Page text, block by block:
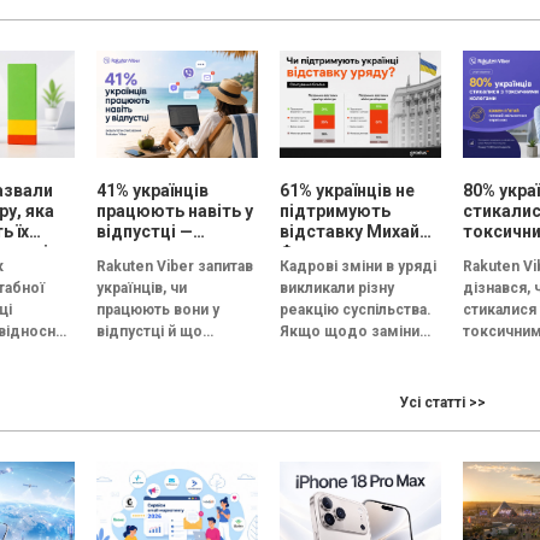
як СEO
яка
їх
під
що
41% українців
працюють навіть у
відпустці —
Rakuten Viber запитав
українців, чи
працюють вони у
відпустці й що
61% українців не
підтримують
відставку Михайла
Федорова –
опитування Gradus
Кадрові зміни в уряді
викликали різну
реакцію суспільства.
Якщо щодо заміни
розділилися майже
80%
п’ятий
роботу —
Rakuten
дізнався,
стикалися
атмосферу
Усі статті >>